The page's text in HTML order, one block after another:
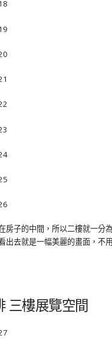
房子的中間，所以二樓就一分
出去就是一幅美麗的畫面，不
三樓展覽空間